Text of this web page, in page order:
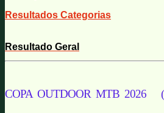
Resultados Categorias
Resultado Geral
COPA OUTDOOR MTB 2026